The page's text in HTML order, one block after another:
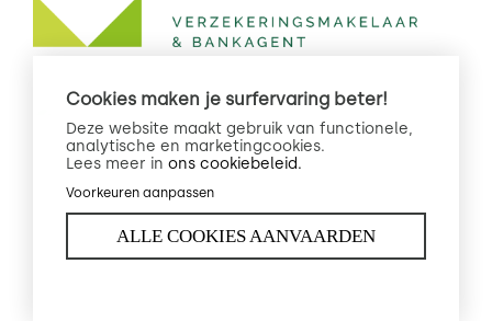
Privacybeleid
Cookiebeleid
Insucommerce
Cookies maken je surfervaring beter!
Deze website maakt gebruik van functionele,
analytische en marketingcookies.
Lees meer in ons cookiebeleid.
ALLE COOKIES AANVAARDEN
Voorkeuren aanpassen